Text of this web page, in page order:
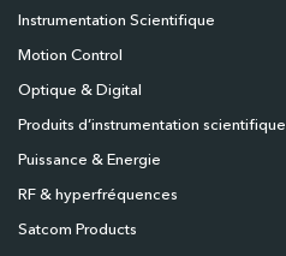
Instrumentation Scientifique
Motion Control
Optique & Digital
Produits d’instrumentation scientifique
Puissance & Energie
RF & hyperfréquences
Satcom Products